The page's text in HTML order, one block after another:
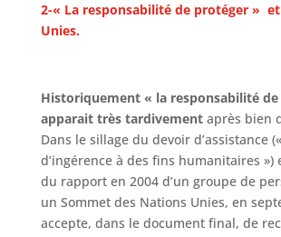
2-« La responsabilité de protéger »
Unies.
Historiquement « la responsabilité
apparait très tardivementaprès bien
Dans le sillage du devoir d’assistance
d’ingérence à des fins humanitaires »)
du rapport en 2004 d’un groupe de
un Sommet des Nations Unies, en
accepte, dans le document final, de